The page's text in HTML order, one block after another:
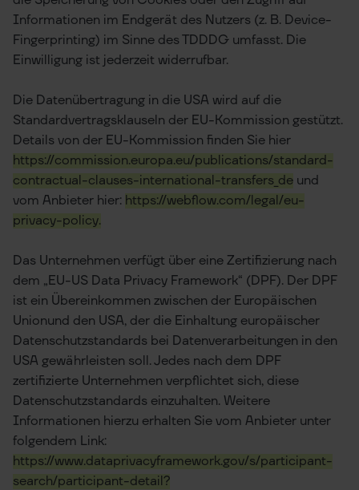
Informationen im Endgerät des Nutzers (z. B. Device-
Fingerprinting) im Sinne des TDDDG umfasst. Die
Einwilligung ist jederzeit widerrufbar.
Die Datenübertragung in die USA wird auf die
Standardvertragsklauseln der EU-Kommission gestützt.
Details von der EU-Kommission finden Sie hier
https://commission.europa.eu/publications/standard-
contractual-clauses-international-transfers_de und
vom Anbieter hier: https://webflow.com/legal/eu-
privacy-policy.
Das Unternehmen verfügt über eine Zertifizierung nach
dem „EU-US Data Privacy Framework“ (DPF). Der DPF
ist ein Übereinkommen zwischen der Europäischen
Unionund den USA, der die Einhaltung europäischer
Datenschutzstandards bei Datenverarbeitungen in den
USA gewährleisten soll. Jedes nach dem DPF
zertifizierte Unternehmen verpflichtet sich, diese
Datenschutzstandards einzuhalten. Weitere
Informationen hierzu erhalten Sie vom Anbieter unter
folgendem Link:
https://www.dataprivacyframework.gov/s/participant-
search/participant-detail?